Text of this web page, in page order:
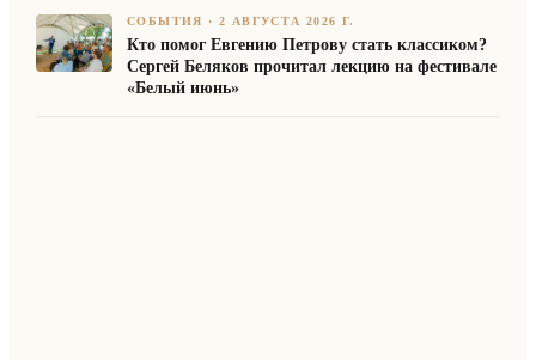
СОБЫТИЯ ·2 АВГУСТА 2026 Г.
Кто помог Евгению Петрову стать классиком?
Сергей Беляков прочитал лекцию на фестивале
«Белый июнь»